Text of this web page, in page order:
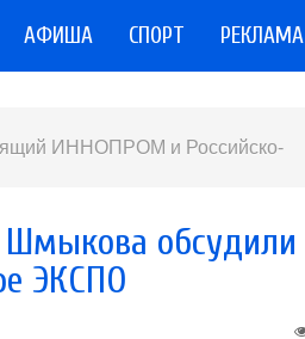
АФИША СПОРТ РЕКЛАМА
ИННОПРОМ и Российско-
Шмыкова обсудили
ЭКСПО